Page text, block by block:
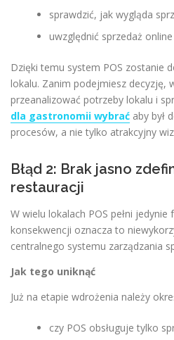
sprawdzić, jak wygląda
uwzględnić sprzedaż
Dzięki temu system POS zostanie
lokalu. Zanim podejmiesz decyzję,
przeanalizować potrzeby lokalu i
dla gastronomii wybrać aby był
procesów, a nie tylko atrakcyjny
Błąd 2: Brak jasno
restauracji
W wielu lokalach POS pełni jedynie
konsekwencji oznacza to
centralnego systemu zarządzania
Jak tego uniknąć
Już na etapie wdrożenia należy
czy POS obsługuje tylko